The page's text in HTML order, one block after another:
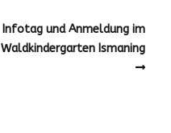
Infotag und Anmeldung im
Waldkindergarten Ismaning